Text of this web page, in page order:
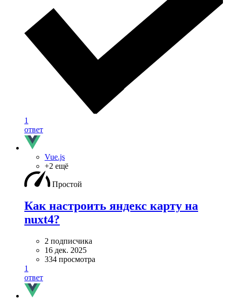
1
ответ
Vue.js
+2 ещё
Простой
Как настроить яндекс карту на
nuxt4?
2 подписчика
16 дек. 2025
334 просмотра
1
ответ